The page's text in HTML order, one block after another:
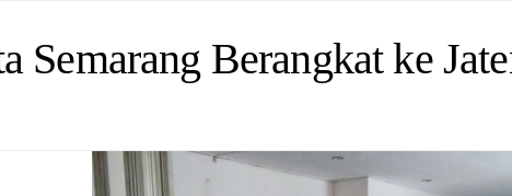
Semarang Berangkat ke